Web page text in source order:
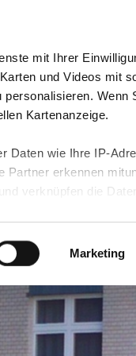
mit Ihrer
und Videos mit
Wenn
Kartenanzeige.
Daten wie Ihre IP-
Partner erkennen
verknüpfen die Daten
unsererCookie-
sind, müssen Sie
Ihre Einwilligung für
widerrufen. Bitte
Marketing
Jobs & Karriere